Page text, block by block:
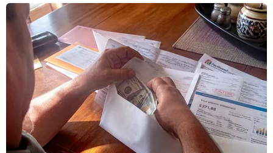
Ảnh minh họa. (Nguồn: TTXVN)
Theo Trung tâm Dự báo Khí tượng Thủy văn
Quốc gia, ngày 15/2, Bắc Bộ có mưa vài nơi,
riêng đồng bằng ven biển và khu Đông Bắc đêm